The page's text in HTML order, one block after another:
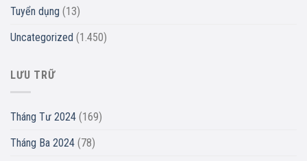
Tuyển dụng (13)
Uncategorized (1.450)
LƯU TRỮ
Tháng Tư 2024 (169)
Tháng Ba 2024 (78)